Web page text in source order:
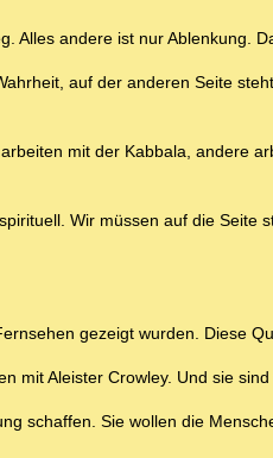
Alles andere ist nur Ablenkung.
auf der anderen Seite
mit der Kabbala, andere
Wir müssen auf die Seite
gezeigt wurden. Diese
mit Aleister Crowley. Und sie
schaffen. Sie wollen die